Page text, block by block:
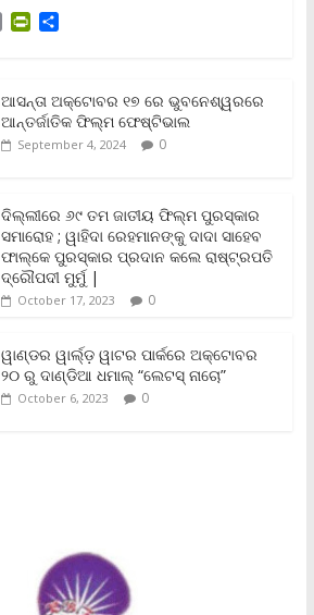
C
L
i
n
k
P
t
F
r
i
d
l
y
S
e
ଆସନ୍ତା ଅକ୍ଟୋବର ୧୭ ରେ ଭୁବନେଶ୍ୱରରେ
ଆନ୍ତର୍ଜାତିକ ଫିଲ୍ମ ଫେଷ୍ଟିଭାଲ
September 4, 2024 0
ଦିଲ୍ଲୀରେ ୬୯ ତମ ଜାତୀୟ ଫିଲ୍ମ ପୁରସ୍କାର
ସମାରୋହ ; ୱାହିଦା ରେହମାନଙ୍କୁ ଦାଦା ସାହେବ
ଫାଲ୍‌କେ ପୁରସ୍କାର ପ୍ରଦାନ କଲେ ରାଷ୍ଟ୍ରପତି
ଦ୍ରୌପଦୀ ମୁର୍ମୁ |
October 17, 2023 0
ୱାଣ୍ଡର ୱାର୍ଲ୍‌ଡ଼ ୱାଟର ପାର୍କରେ ଅକ୍ଟୋବର
୨୦ ରୁ ଦାଣ୍ଡିଆ ଧମାଲ୍ “ଲେଟସ୍ ନାଚୋ”
October 6, 2023 0